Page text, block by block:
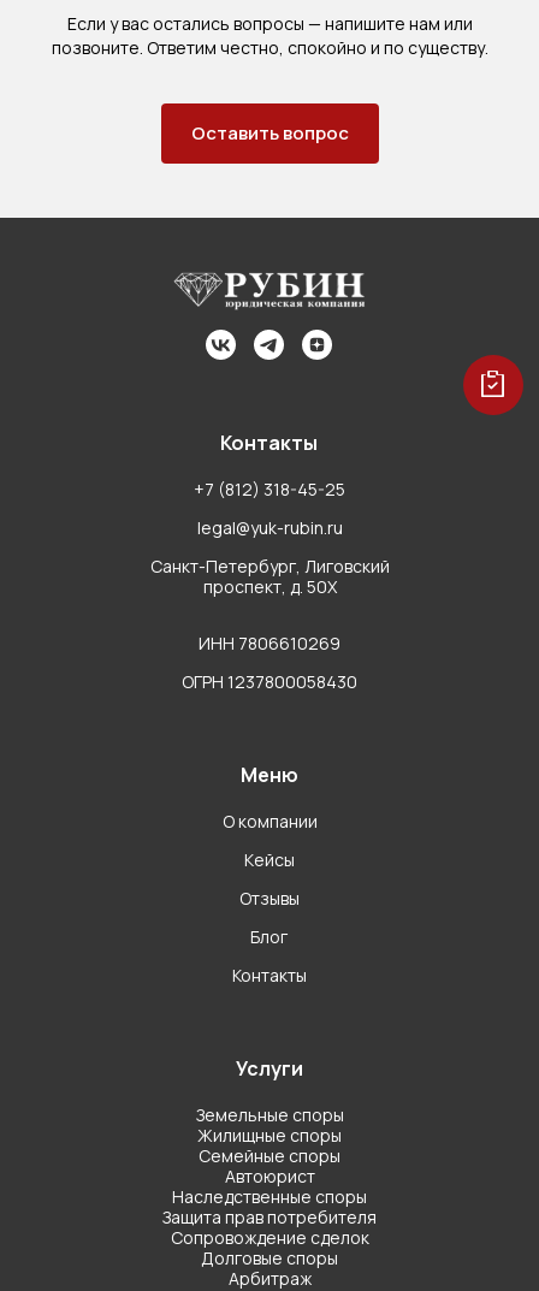
Если у вас остались вопросы — напишите нам или
позвоните. Ответим честно, спокойно и по существу.
Оставить вопрос
ОГРН 1237800058430
ИНН 7806610269
Контакты
+7 (812) 318-45-25
legal@yuk-rubin.ru
Санкт-Петербург, Лиговский
проспект, д. 50Х
Меню
О компании
Кейсы
Отзывы
Блог
Контакты
Земельные споры
Жилищные споры
Семейные споры
Автоюрист
Наследственные споры
Защита прав потребителя
Сопровождение сделок
Долговые споры
Арбитраж
Услуги